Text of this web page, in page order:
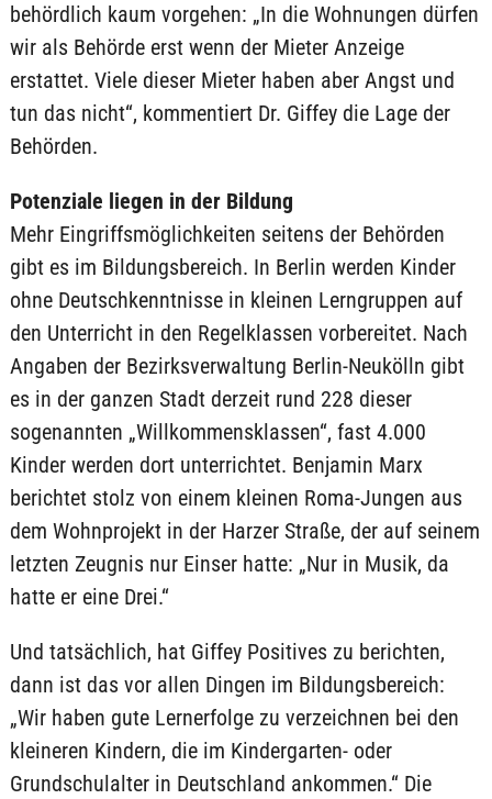
behördlich kaum vorgehen: „In die Wohnungen dürfen
wir als Behörde erst wenn der Mieter Anzeige
erstattet. Viele dieser Mieter haben aber Angst und
tun das nicht“, kommentiert Dr. Giffey die Lage der
Behörden.
Potenziale liegen in der Bildung
Mehr Eingriffsmöglichkeiten seitens der Behörden
gibt es im Bildungsbereich. In Berlin werden Kinder
ohne Deutschkenntnisse in kleinen Lerngruppen auf
den Unterricht in den Regelklassen vorbereitet. Nach
Angaben der Bezirksverwaltung Berlin-Neukölln gibt
es in der ganzen Stadt derzeit rund 228 dieser
sogenannten „Willkommensklassen“, fast 4.000
Kinder werden dort unterrichtet. Benjamin Marx
berichtet stolz von einem kleinen Roma-Jungen aus
dem Wohnprojekt in der Harzer Straße, der auf seinem
letzten Zeugnis nur Einser hatte: „Nur in Musik, da
hatte er eine Drei.“
Und tatsächlich, hat Giffey Positives zu berichten,
dann ist das vor allen Dingen im Bildungsbereich:
„Wir haben gute Lernerfolge zu verzeichnen bei den
kleineren Kindern, die im Kindergarten- oder
Grundschulalter in Deutschland ankommen.“ Die